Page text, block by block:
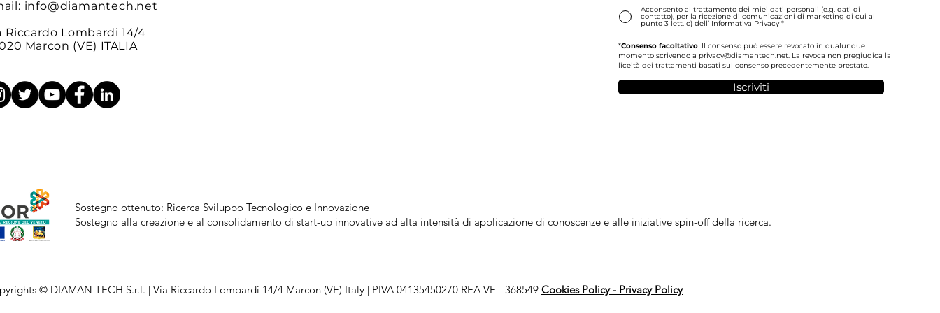
info@diamantech.net
Riccardo Lombardi 14/4
Marcon (VE) ITALIA
Acconsento al trattamento dei miei dati personali (e.g. dati di
contatto), per la ricezione di comunicazioni di marketing di cui al
punto 3 lett. c) dell’ Informativa Privacy *
*Consenso facoltativo. Il consenso può essere revocato in qualunque
momento scrivendo a privacy@diamantech.net. La revoca non pregiudica la
liceità dei trattamenti basati sul consenso precedentemente prestato.
Iscriviti
Sostegno ottenuto: Ricerca Sviluppo Tecnologico e Innovazione
Sostegno alla creazione e al consolidamento di start-up innovative ad alta intensità di applicazione di conoscenze e alle iniziative spin-off della ricerca.
© DIAMAN TECH S.r.l. | Via Riccardo Lombardi 14/4 Marcon (VE) Italy | PIVA 04135450270 REA VE - 368549 Cookies Policy - Privacy Policy